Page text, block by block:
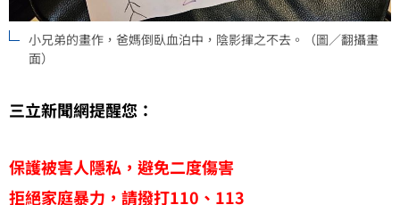
小兄弟的畫作，爸媽倒臥血泊中，陰影揮之不去。（圖／翻攝畫
面）
三立新聞網提醒您：
保護被害人隱私，避免二度傷害
拒絕家庭暴力，請撥打110、113